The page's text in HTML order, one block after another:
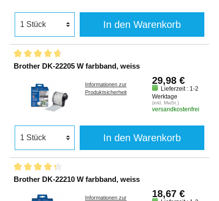
In den Warenkorb
Brother DK-22205 W farbband, weiss
Informationen zur
Produktsicherheit
29,98 €
Lieferzeit : 1-2
Werktage
(inkl. MwSt.)
versandkostenfrei
In den Warenkorb
Brother DK-22210 W farbband, weiss
Informationen zur
18,67 €